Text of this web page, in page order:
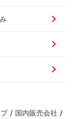
/ 国内販売会社 /